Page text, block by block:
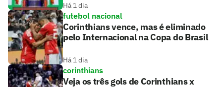
Há 1 dia
futebol nacional
Corinthians vence, mas é eliminado
pelo Internacional na Copa do Brasil
Há 1 dia
corinthians
Veja os três gols de Corinthians x